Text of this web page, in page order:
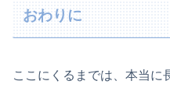
おわりに
ここにくるまでは、本当に